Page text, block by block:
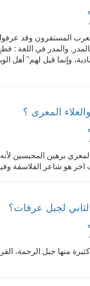
المستقرون وقد عرفوا
والمدر في اللغة :
وإنما قيل لهم" أهل
المعرى ؟
المعري برهين المحبسين
اخر هو شاعر الفلاسفة
لجبل عرفات؟
منها جبل الرحمة،